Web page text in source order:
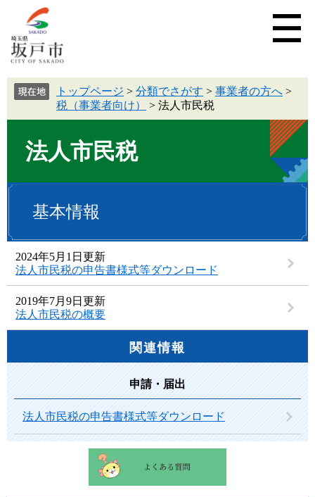
トップページ > 分類でさがす > 事業者の方へ >
税（事業者向け）
> 法人市民税
法人市民税
基本情報
2024年5月1日更新
法人市民税の申告書様式等ダウンロード
2019年7月9日更新
法人市民税の概要
関連情報
申請・届出
法人市民税の申告書様式等ダウンロード